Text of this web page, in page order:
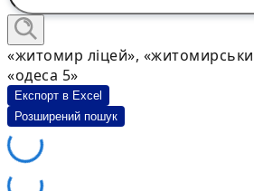
«житомир ліцей»,
«одеса 5»
Експорт в Excel
Розширений пошук